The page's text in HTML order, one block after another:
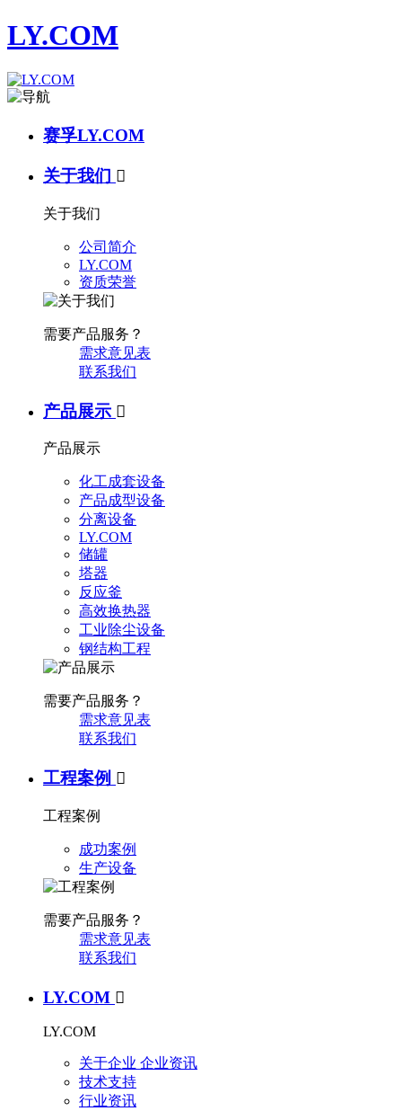
LY.COM
赛孚LY.COM
关于我们 
关于我们
公司简介
LY.COM
资质荣誉
需要产品服务？
需求意见表
联系我们
产品展示 
产品展示
化工成套设备
产品成型设备
分离设备
LY.COM
储罐
塔器
反应釜
高效换热器
工业除尘设备
钢结构工程
需要产品服务？
需求意见表
联系我们
工程案例 
工程案例
成功案例
生产设备
需要产品服务？
需求意见表
联系我们
LY.COM 
LY.COM
关于企业 企业资讯
技术支持
行业资讯